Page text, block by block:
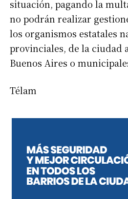
situación, pagando la
no podrán realizar
los organismos estatales
provinciales, de la ciudad
Buenos Aires o
Télam